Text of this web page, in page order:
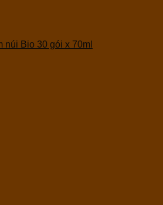
Bio 30 gói x 70ml